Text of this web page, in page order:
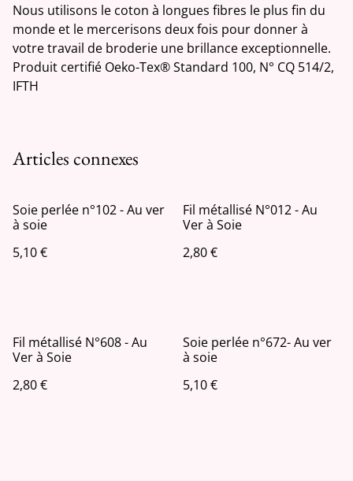
Nous utilisons le coton à longues fibres le plus fin du
monde et le mercerisons deux fois pour donner à
votre travail de broderie une brillance exceptionnelle.
Produit certifié Oeko-Tex® Standard 100, N° CQ 514/2,
IFTH
Articles connexes
Soie perlée n°102 - Au ver
à soie
5,10 €
Fil métallisé N°012 - Au
Ver à Soie
2,80 €
Fil métallisé N°608 - Au
Ver à Soie
2,80 €
Soie perlée n°672- Au ver
à soie
5,10 €